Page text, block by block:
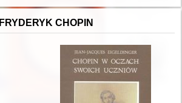
FRYDERYK CHOPIN